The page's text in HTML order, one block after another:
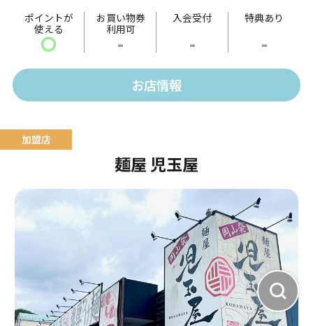
味噌返しは「岡山備前味噌」赤味噌、麦味噌をブレン
ドし魚醤・酒粕出汁で仕上げた熟成仕込み。
塩返しは「備前鷹取醤油」のうどん返しをベースに、
帆立、あさり・牡蠣出汁で仕上げた珠玉の極意。
ポイントが
使える
〇
お買い物券
利用可
-
入会受付
-
特典あり
-
お店情報
麺屋 児玉屋